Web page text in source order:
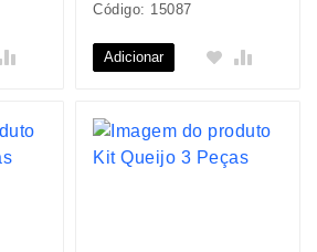
Código: 15087
Adicionar